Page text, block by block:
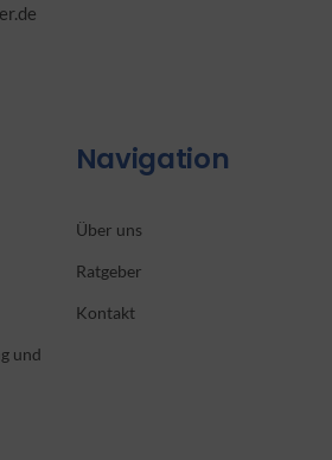
und
Navigation
Über uns
Ratgeber
Kontakt